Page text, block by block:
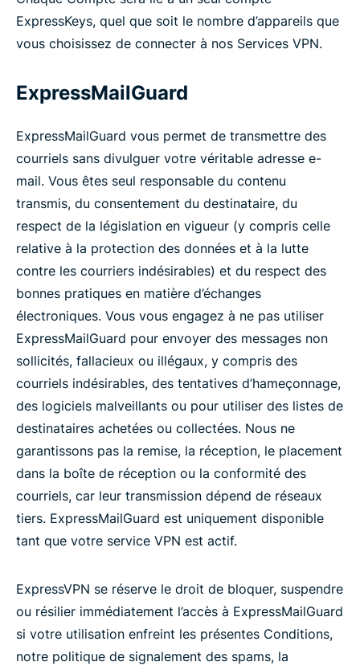
ExpressKeys, quel que soit le nombre d’appareils que
vous choisissez de connecter à nos Services VPN.
ExpressMailGuard
ExpressMailGuard vous permet de transmettre des
courriels sans divulguer votre véritable adresse e-
mail. Vous êtes seul responsable du contenu
transmis, du consentement du destinataire, du
respect de la législation en vigueur (y compris celle
relative à la protection des données et à la lutte
contre les courriers indésirables) et du respect des
bonnes pratiques en matière d’échanges
électroniques. Vous vous engagez à ne pas utiliser
ExpressMailGuard pour envoyer des messages non
sollicités, fallacieux ou illégaux, y compris des
courriels indésirables, des tentatives d’hameçonnage,
des logiciels malveillants ou pour utiliser des listes de
destinataires achetées ou collectées. Nous ne
garantissons pas la remise, la réception, le placement
dans la boîte de réception ou la conformité des
courriels, car leur transmission dépend de réseaux
tiers. ExpressMailGuard est uniquement disponible
tant que votre service VPN est actif.
ExpressVPN se réserve le droit de bloquer, suspendre
ou résilier immédiatement l’accès à ExpressMailGuard
si votre utilisation enfreint les présentes Conditions,
notre politique de signalement des spams, la